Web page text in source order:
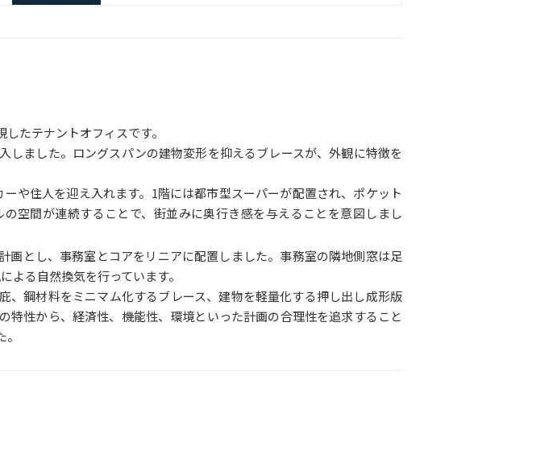
たテナントオフィスです。
ました。ロングスパンの建物変形を抑えるブレースが、外観に特徴を
や住人を迎え入れます。1階には都市型スーパーが配置され、ポケット
空間が連続することで、街並みに奥行き感を与えることを意図しまし
画とし、事務室とコアをリニアに配置しました。事務室の隣地側窓は足
る自然換気を行っています。
鋼材料をミニマム化するブレース、建物を軽量化する押し出し成形版
性から、経済性、機能性、環境といった計画の合理性を追求すること